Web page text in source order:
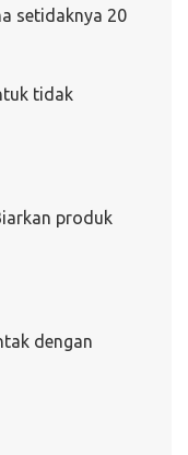
setidaknya 20
tidak
produk
dengan